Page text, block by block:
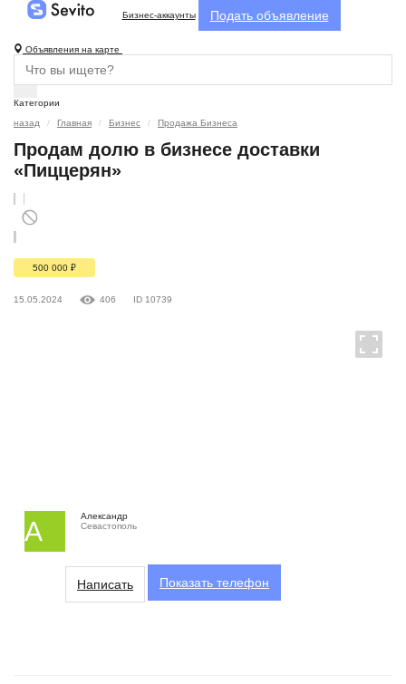
Бизнес-аккаунты Подать объявление
Объявления на карте
Категории
назад
Главная Бизнес Продажа Бизнеса
Продам долю в бизнесе доставки
«Пиццерян»
500 000 ₽
15.05.2024 406 ID 10739
А
Александр
Севастополь
Написать Показать телефон